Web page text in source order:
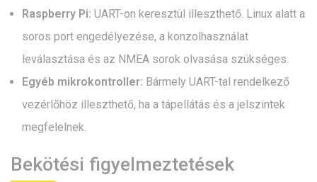
Raspberry Pi: UART-on keresztül illeszthető. Linux alatt a
soros port engedélyezése, a konzolhasználat
leválasztása és az NMEA sorok olvasása szükséges.
Egyéb mikrokontroller: Bármely UART-tal rendelkező
vezérlőhöz illeszthető, ha a tápellátás és a jelszintek
megfelelnek.
Bekötési figyelmeztetések